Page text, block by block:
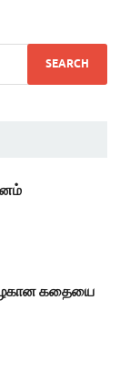
கதையை